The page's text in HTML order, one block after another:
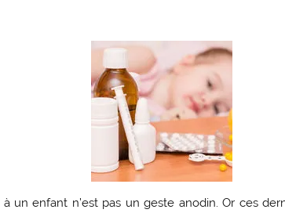
un enfant n’est pas un geste anodin. Or ces